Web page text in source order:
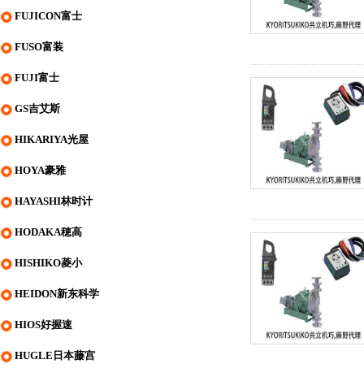
FUJICON富士
FUSO富装
FUJI富士
GS吉艾斯
HIKARIYA光屋
HOYA豪雅
HAYASHI林时计
HODAKA穂高
HISHIKO菱小
HEIDON新东科学
HIOS好握速
HUGLE日本藤宫